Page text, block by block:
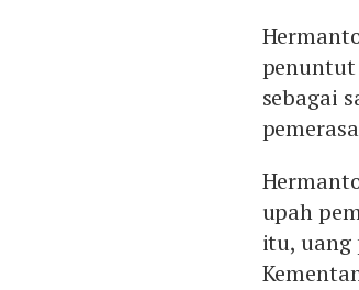
penuntut
sebagai
upah
itu, uang